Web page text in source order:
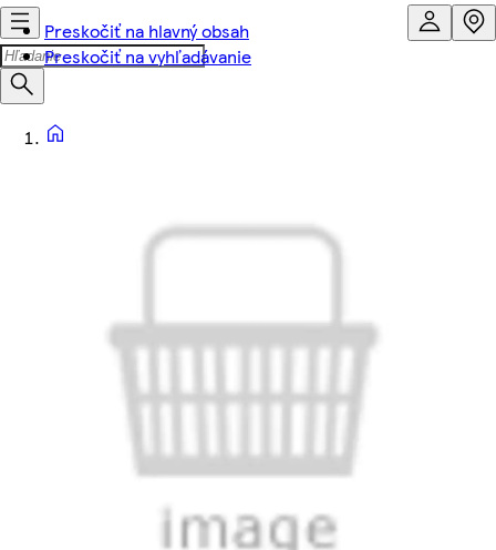
Preskočiť na hlavný obsah
Preskočiť na vyhľadávanie